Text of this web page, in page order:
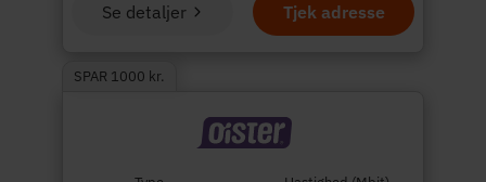
Tjek adresse
Se detaljer
SPAR 1000 kr.